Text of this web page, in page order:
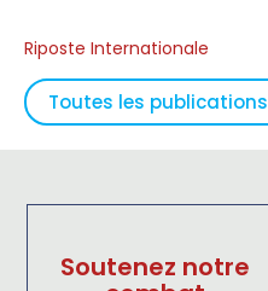
Riposte Internationale
Toutes les publications
Soutenez notre